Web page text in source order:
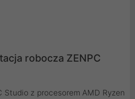
robocza ZENPC
Studio z procesorem AMD Ryzen